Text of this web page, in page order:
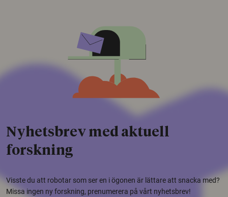
Nyhetsbrev med aktuell
forskning
Visste du att robotar som ser en i ögonen är lättare att snacka med?
Missa ingen ny forskning, prenumerera på vårt nyhetsbrev!